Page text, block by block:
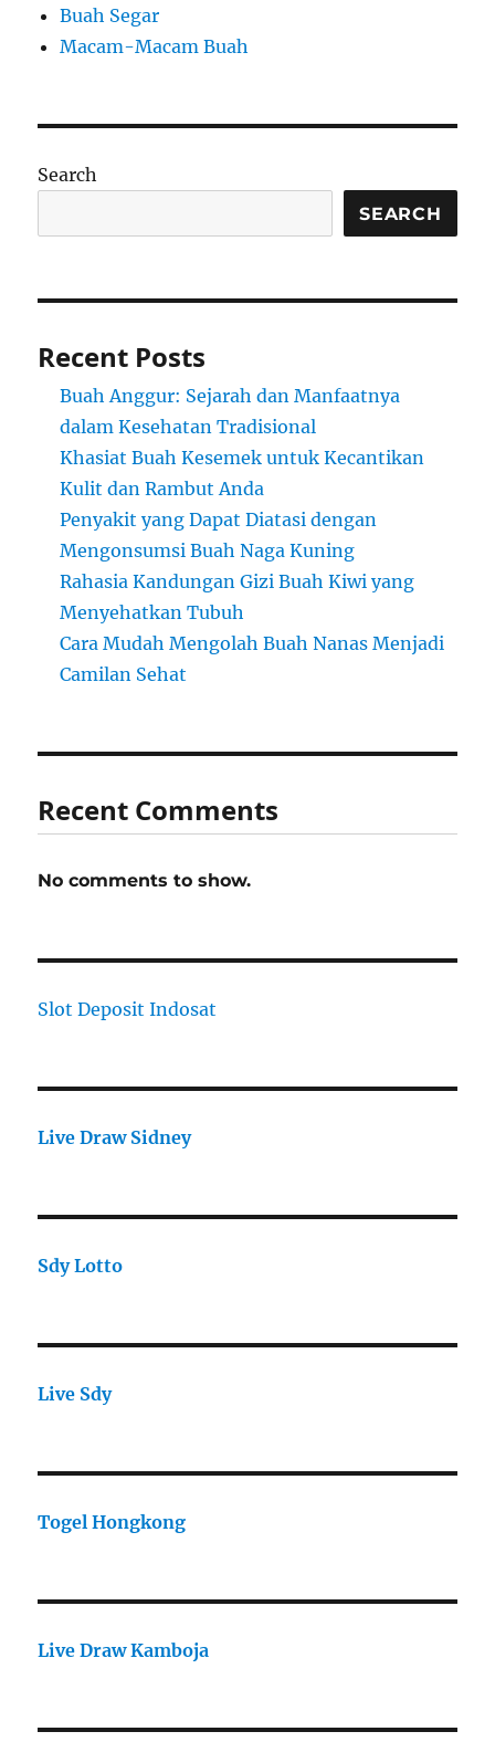
Buah Segar
Macam-Macam Buah
Search
SEARCH
Recent Posts
Buah Anggur: Sejarah dan Manfaatnya
dalam Kesehatan Tradisional
Khasiat Buah Kesemek untuk Kecantikan
Kulit dan Rambut Anda
Penyakit yang Dapat Diatasi dengan
Mengonsumsi Buah Naga Kuning
Rahasia Kandungan Gizi Buah Kiwi yang
Menyehatkan Tubuh
Cara Mudah Mengolah Buah Nanas Menjadi
Camilan Sehat
Recent Comments
No comments to show.
Slot Deposit Indosat
Live Draw Sidney
Sdy Lotto
Live Sdy
Togel Hongkong
Live Draw Kamboja